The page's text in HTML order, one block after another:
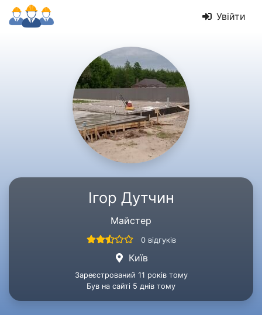
Увійти
Ігор Дутчин
Майстер
0 відгуків
Київ
Зареєстрований 11 років тому
Був на сайті 5 днів тому